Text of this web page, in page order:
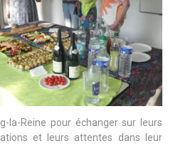
la-Reine pour échanger sur leurs
et leurs attentes dans leur